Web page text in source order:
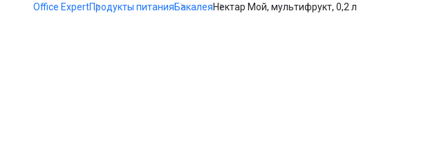
Office ExpertПродукты питанияБакалеяНектар Мой, мультифрукт, 0,2 л